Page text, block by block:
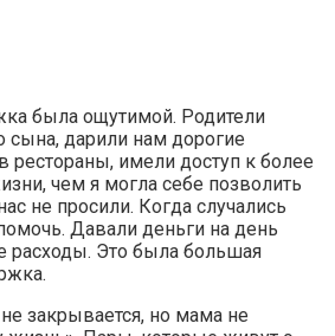
была ощутимой. Родители
сына, дарили нам дорогие
рестораны, имели доступ к более
чем я могла себе позволить
не просили. Когда случались
Давали деньги на день
расходы. Это была большая